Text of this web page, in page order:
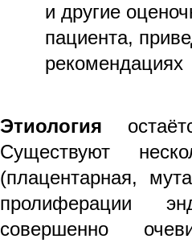
и другие
пациента,
рекомендациях
Этиология
Существуют
(плацентарная,
пролиферации
совершенно